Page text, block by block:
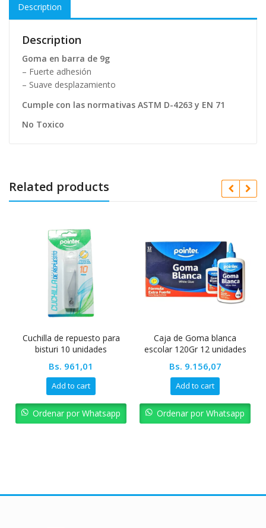
Description
Description
Goma en barra de 9g
– Fuerte adhesión
– Suave desplazamiento
Cumple con las normativas ASTM D-4263 y EN 71
No Toxico
Related products
Cuchilla de repuesto para
bisturi 10 unidades
Bs.961,01
Add to cart
Ordenar por Whatsapp
Caja de Goma blanca
escolar 120Gr 12 unidades
Bs.9.156,07
Add to cart
Ordenar por Whatsapp